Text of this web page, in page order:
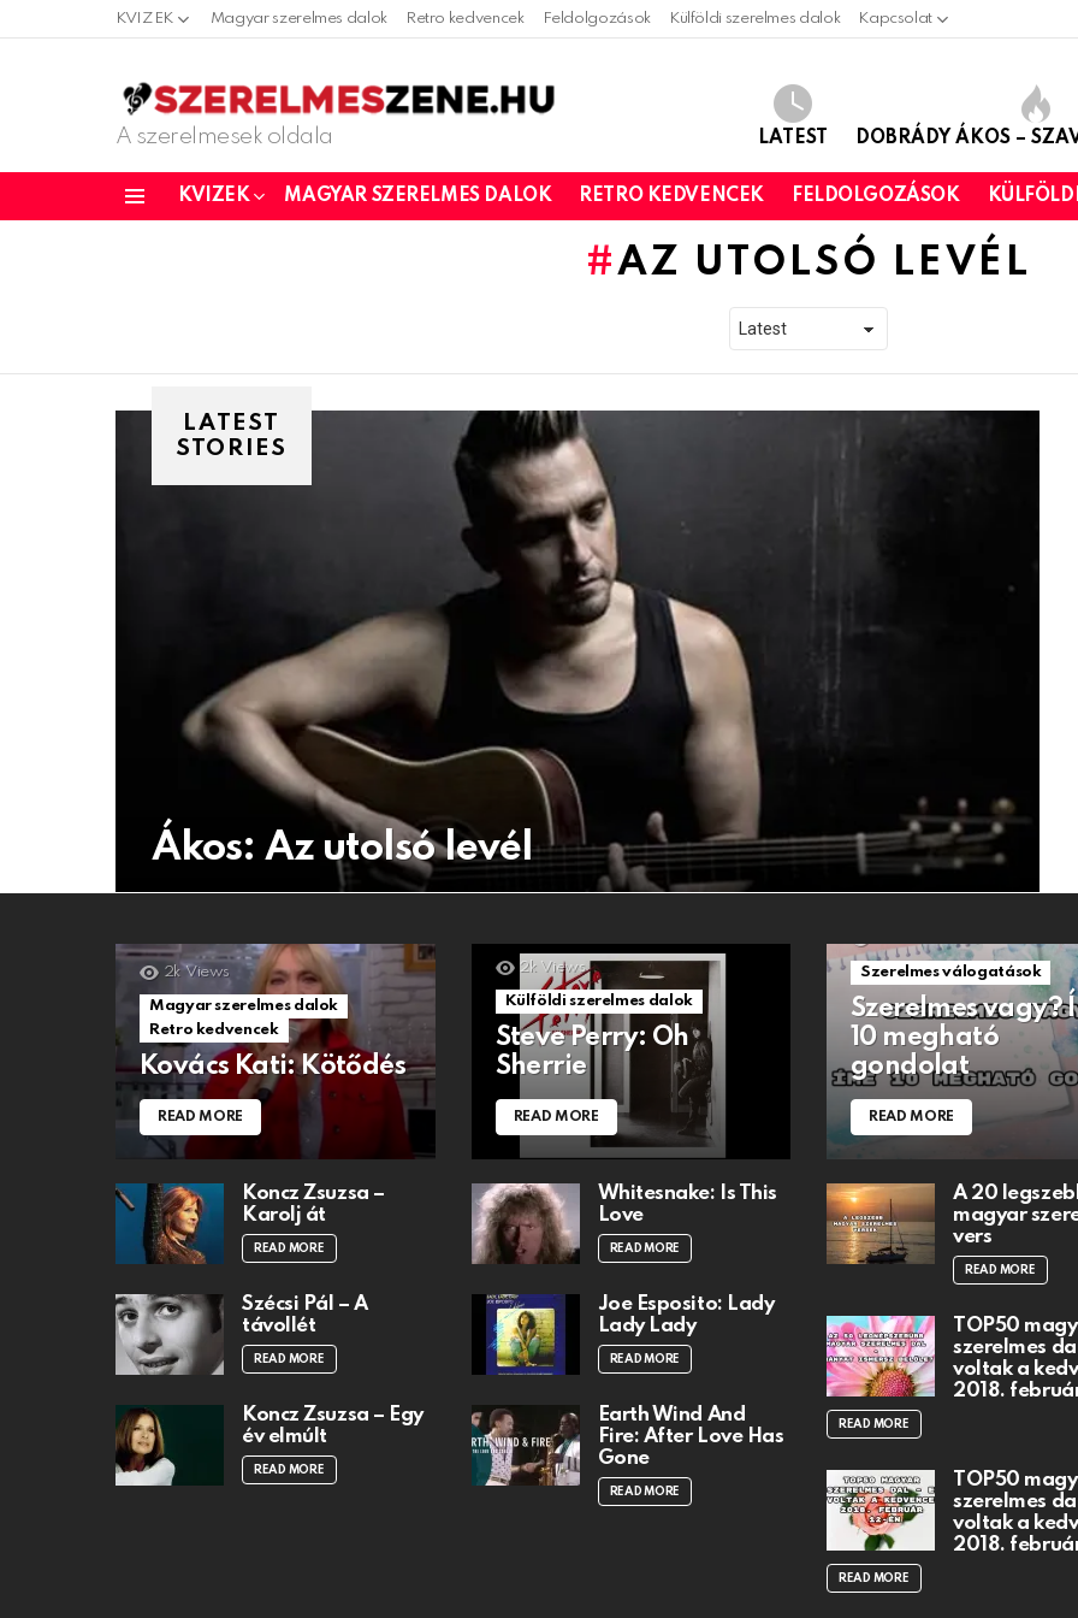
KVIZEK Magyar szerelmes dalok Retro kedvencek Feldolgozások Külföldi szerelmes dalok Kapcsolat
A szerelmesek oldala LATEST DOBRÁDY ÁKOS –
KVIZEK MAGYAR SZERELMES DALOK RETRO KEDVENCEK FELDOLGOZÁSOK
AZ UTOLSÓ LEVÉL
LATEST
STORIES
Ákos: Az utolsó levél
2k Views
Magyar szerelmes dalok
Retro kedvencek
Kovács Kati: Kötődés
READ MORE
Koncz Zsuzsa –
Karolj át
READ MORE
Szécsi Pál – A
távollét
READ MORE
Koncz Zsuzsa – Egy
év elmúlt
READ MORE
2k Views
Külföldi szerelmes dalok
Steve Perry: Oh
Sherrie
READ MORE
Whitesnake: Is This
Love
READ MORE
Joe Esposito: Lady
Lady Lady
READ MORE
Earth Wind And
Fire: After Love Has
Gone
READ MORE
Szerelmes válogatások
Szerelmes vagy?
10 megható
gondolat
READ MORE
A 20
magyar
vers
READ MORE
TOP50
szerelmes
voltak a
2018.
READ MORE
TOP50
szerelmes
voltak a
2018.
READ MORE